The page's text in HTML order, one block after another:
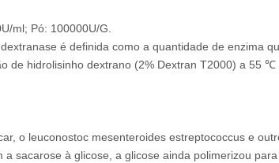
ml; Pó: 100000U/G.
é definida como a quantidade de enzima
de hidrolisinho dextrano (2% Dextran T2000) a 55
o leuconostoc mesenteroides estreptococcus e
sacarose à glicose, a glicose ainda polimerizou